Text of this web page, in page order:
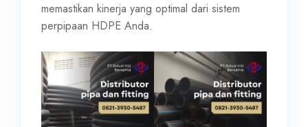
memastikan kinerja yang optimal dari sistem
perpipaan HDPE Anda.